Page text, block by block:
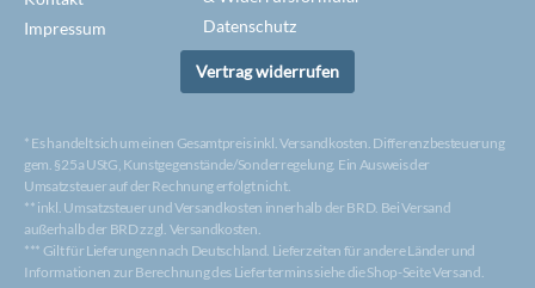
Impressum
Datenschutz
Vertrag widerrufen
* Es handelt sich um einen Gesamtpreis inkl. Versandkosten. Differenzbesteuerung
gem. §25a UStG, Kunstgegenstände/Sonderregelung. Ein Ausweis der
Umsatzsteuer auf der Rechnung erfolgt nicht.
** inkl. Umsatzsteuer und Versandkosten innerhalb der BRD. Bei Versand
außerhalb der BRD zzgl. Versandkosten.
*** Gilt für Lieferungen nach Deutschland. Lieferzeiten für andere Länder und
Informationen zur Berechnung des Liefertermins siehe die Shop-Seite Versand.